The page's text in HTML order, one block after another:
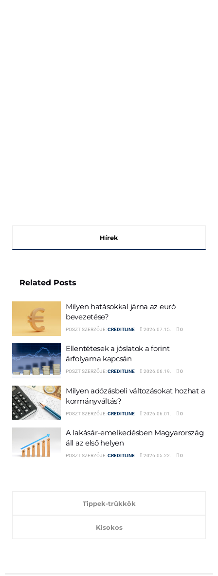
Hírek
Related Posts
Milyen hatásokkal járna az euró
bevezetése?
POSZT SZERZŐJE:CREDITLINE 2026.07.15. 0
Ellentétesek a jóslatok a forint
árfolyama kapcsán
POSZT SZERZŐJE:CREDITLINE 2026.06.19. 0
Milyen adózásbeli változásokat hozhat a
kormányváltás?
POSZT SZERZŐJE:CREDITLINE 2026.06.01. 0
A lakásár-emelkedésben Magyarország
áll az első helyen
POSZT SZERZŐJE:CREDITLINE 2026.05.22. 0
Tippek-trükkök
Kisokos